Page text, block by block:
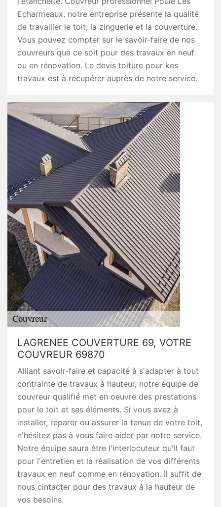
Echarmeaux, notre entreprise présente la qualité
de travailler le toit, la zinguerie et la couverture.
Vous pouvez compter sur le savoir-faire de nos
couvreurs que ce soit pour des travaux en neuf
ou en rénovation. Le devis toiture pour kes
travaux est à récupérer auprès de notre service.
LAGRENEE COUVERTURE 69, VOTRE
COUVREUR 69870
Alliant savoir-faire et capacité à s'adapter à tout
contrainte de travaux à hauteur, notre équipe de
couvreur qualifié met en oeuvre des prestations
pour le toit et ses éléments. Si vous avez à
installer, réparer ou assurer la tenue de votre toit,
n'hésitez pas à vous faire aider par notre service.
Notre équipe saura être l'interlocuteur qu'il faut
pour l'entretien et la réalisation de vos différents
travaux en neuf comme en rénovation. Il suffit de
nous cintacter pour des travaux à la hauteur de
vos besoins.